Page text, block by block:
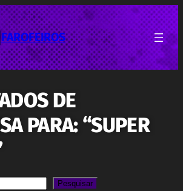
FAROFEIROS
DE
PARA: “SUPER
Pesquisar